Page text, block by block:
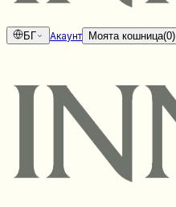
БГ Акаунт Моята кошница(0)